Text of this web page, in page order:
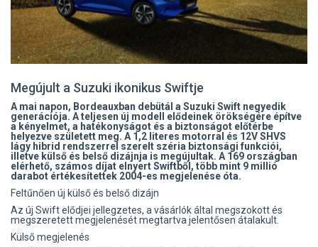
Megújult a Suzuki ikonikus Swiftje
A mai napon, Bordeauxban debütál a Suzuki Swift negyedik
generációja. A teljesen új modell elődeinek örökségére építve
a kényelmet, a hatékonyságot és a biztonságot előtérbe
helyezve született meg. A 1,2 literes motorral és 12V SHVS
lágy hibrid rendszerrel szerelt széria biztonsági funkciói,
illetve külső és belső dizájnja is megújultak. A 169 országban
elérhető, számos díjat elnyert Swiftből, több mint 9 millió
darabot értékesítettek 2004-es megjelenése óta.
Feltűnően új külső és belső dizájn
Az új Swift elődjei jellegzetes, a vásárlók által megszokott és
megszeretett megjelenését megtartva jelentősen átalakult.
Külső megjelenés